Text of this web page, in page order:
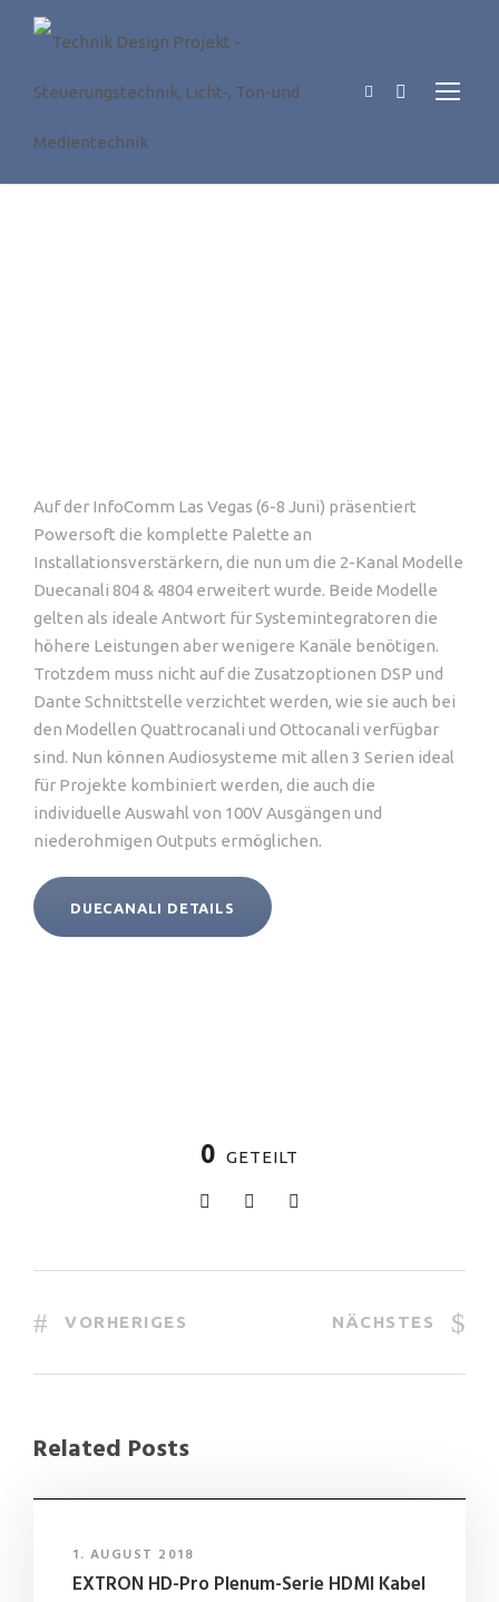
Auf der InfoComm Las Vegas (6-8 Juni) präsentiert
Powersoft die komplette Palette an
Installationsverstärkern, die nun um die 2-Kanal Modelle
Duecanali 804 & 4804 erweitert wurde. Beide Modelle
gelten als ideale Antwort für Systemintegratoren die
höhere Leistungen aber wenigere Kanäle benötigen.
Trotzdem muss nicht auf die Zusatzoptionen DSP und
Dante Schnittstelle verzichtet werden, wie sie auch bei
den Modellen Quattrocanali und Ottocanali verfügbar
sind. Nun können Audiosysteme mit allen 3 Serien ideal
für Projekte kombiniert werden, die auch die
individuelle Auswahl von 100V Ausgängen und
niederohmigen Outputs ermöglichen.
DUECANALI DETAILS
0 GETEILT
VORHERIGES NÄCHSTES
Related Posts
1. AUGUST 2018
EXTRON HD-Pro Plenum-Serie HDMI Kabel